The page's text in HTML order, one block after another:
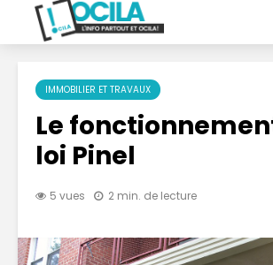
IMMOBILIER ET TRAVAUX
Le
loi Pinel
5 vues 2 min. de lecture